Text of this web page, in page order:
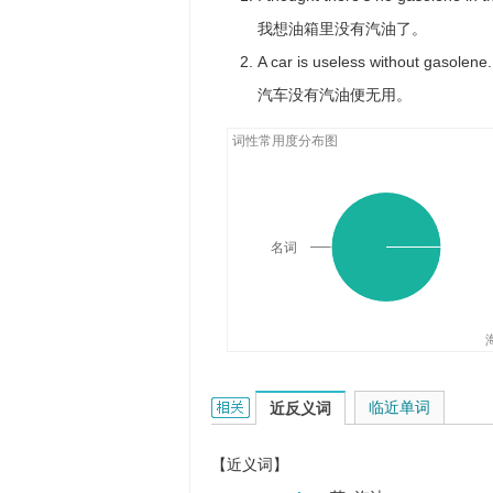
我想油箱里没有汽油了。
A car is useless without gasolene.
汽车没有汽油便无用。
词性常用度分布图
名词
gasolene的相关资料：
近反义词
【近义词】
临近单词